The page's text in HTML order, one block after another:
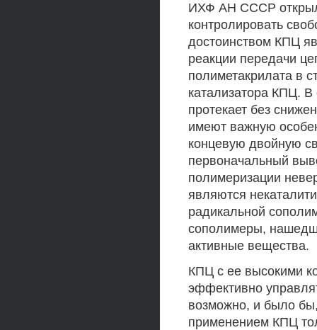
ИХФ АН СССР
контролировать
достоинством КПЦ
реакции передачи
полиметакрилата в
катализатора КПЦ.
протекает без
имеют важную
концевую двойную
первоначальный
полимеризации
являются
радикальной
сополимеры,
активные вещества.
КПЦ с ее высокими
эффективно
возможно, и было
применением КПЦ